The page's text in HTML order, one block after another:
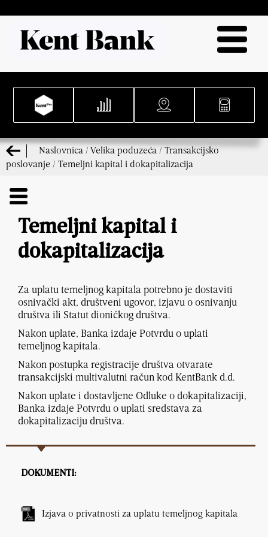
Naslovnica / Velika poduzeća / Transakcijsko
poslovanje / Temeljni kapital i dokapitalizacija
Temeljni kapital i
dokapitalizacija
Za uplatu temeljnog kapitala potrebno je dostaviti
osnivački akt, društveni ugovor, izjavu o osnivanju
društva ili Statut dioničkog društva.
Nakon uplate, Banka izdaje Potvrdu o uplati
temeljnog kapitala.
Nakon postupka registracije društva otvarate
transakcijski multivalutni račun kod KentBank d.d.
Nakon uplate i dostavljene Odluke o dokapitalizaciji,
Banka izdaje Potvrdu o uplati sredstava za
dokapitalizaciju društva.
DOKUMENTI:
Izjava o privatnosti za uplatu temeljnog kapitala